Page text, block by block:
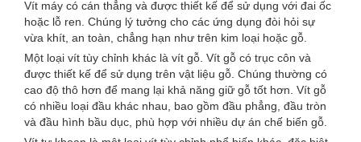
Vít máy có cán thẳng và được thiết kế để sử dụng với đai ốc
hoặc lỗ ren. Chúng lý tưởng cho các ứng dụng đòi hỏi sự
vừa khít, an toàn, chẳng hạn như trên kim loại hoặc gỗ.
Một loại vít tùy chỉnh khác là vít gỗ. Vít gỗ có trục côn và
được thiết kế để sử dụng trên vật liệu gỗ. Chúng thường có
cao độ thô hơn để mang lại khả năng giữ gỗ tốt hơn. Vít gỗ
có nhiều loại đầu khác nhau, bao gồm đầu phẳng, đầu tròn
và đầu hình bầu dục, phù hợp với nhiều dự án chế biến gỗ.